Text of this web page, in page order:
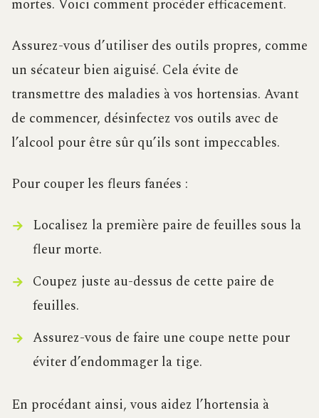
mortes. Voici comment procéder efficacement.
Assurez-vous d’utiliser des outils propres, comme
un sécateur bien aiguisé. Cela évite de
transmettre des maladies à vos hortensias. Avant
de commencer, désinfectez vos outils avec de
l’alcool pour être sûr qu’ils sont impeccables.
Pour couper les fleurs fanées :
Localisez la première paire de feuilles sous la
fleur morte.
Coupez juste au-dessus de cette paire de
feuilles.
Assurez-vous de faire une coupe nette pour
éviter d’endommager la tige.
En procédant ainsi, vous aidez l’hortensia à